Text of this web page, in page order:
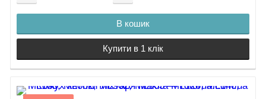
В кошик
Купити в 1 клік